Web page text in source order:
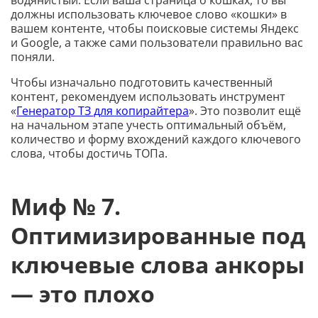
должны использовать ключевое слово «кошки» в
вашем контенте, чтобы поисковые системы Яндекс
и Google, а также сами пользователи правильно вас
поняли.
Чтобы изначально подготовить качественный
контент, рекомендуем использовать инструмент
«Генератор ТЗ для копирайтера». Это позволит ещё
на начальном этапе учесть оптимальный объём,
количество и форму вхождений каждого ключевого
слова, чтобы достичь ТОПа.
Миф № 7.
Оптимизированные под
ключевые слова анкоры
— это плохо